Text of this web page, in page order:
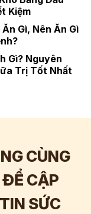
Kiệm
Gì, Nên Ăn Gì
Gì? Nguyên
Trị Tốt Nhất
CÙNG
ĐỂ CẬP
SỨC